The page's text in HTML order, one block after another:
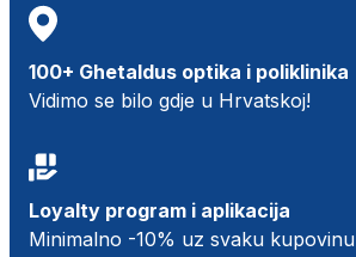
100+ Ghetaldus optika i poliklinika
Vidimo se bilo gdje u Hrvatskoj!
Loyalty program i aplikacija
Minimalno -10% uz svaku kupovinu